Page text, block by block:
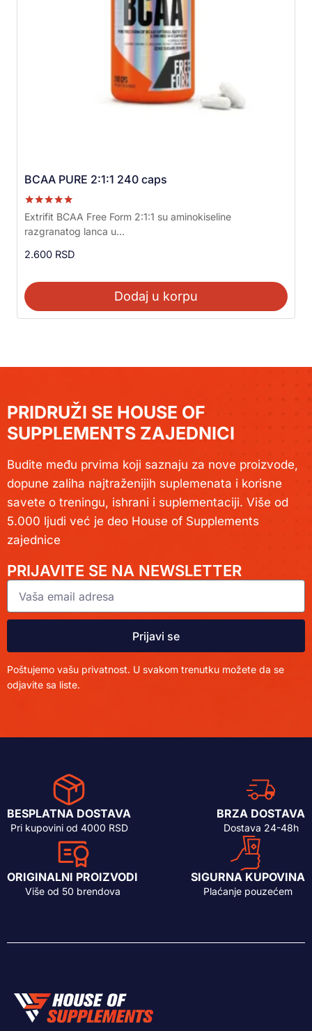
BCAA PURE 2:1:1 240 caps
Ocenjeno sa
5.00
od 5
Extrifit BCAA Free Form 2:1:1 su aminokiseline
razgranatog lanca u...
2.600 RSD
Dodaj u korpu
PRIDRUŽI SE HOUSE OF
SUPPLEMENTS ZAJEDNICI
Budite među prvima koji saznaju za nove proizvode,
dopune zaliha najtraženijih suplemenata i korisne
savete o treningu, ishrani i suplementaciji. Više od
5.000 ljudi već je deo House of Supplements
zajednice
PRIJAVITE SE NA NEWSLETTER
Prijavi se
Poštujemo vašu privatnost. U svakom trenutku možete da se
odjavite sa liste.
BESPLATNA DOSTAVA
Pri kupovini od 4000 RSD
BRZA DOSTAVA
Dostava 24-48h
ORIGINALNI PROIZVODI
Više od 50 brendova
SIGURNA KUPOVINA
Plaćanje pouzećem